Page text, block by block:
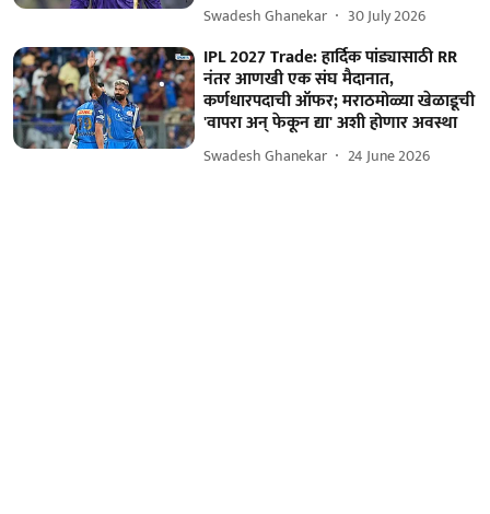
Swadesh Ghanekar 30 July 2026
IPL 2027 Trade: हार्दिक पांड्यासाठी RR
नंतर आणखी एक संघ मैदानात,
कर्णधारपदाची ऑफर; मराठमोळ्या खेळाडूची
'वापरा अन् फेकून द्या' अशी होणार अवस्था
Swadesh Ghanekar 24 June 2026